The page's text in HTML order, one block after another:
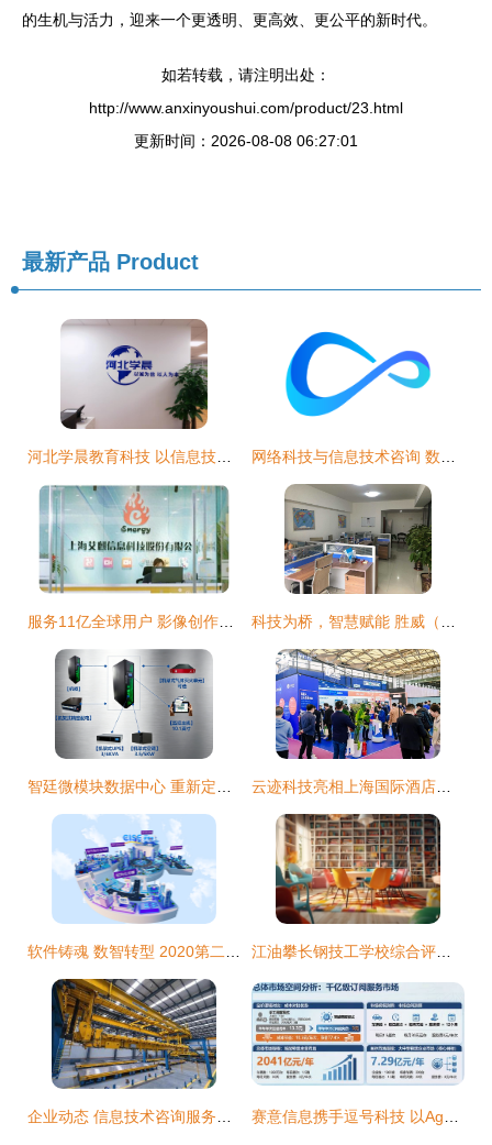
的生机与活力，迎来一个更透明、更高效、更公平的新时代。
如若转载，请注明出处：
http://www.anxinyoushui.com/product/23.html
更新时间：2026-08-08 06:27:01
最新产品 Product